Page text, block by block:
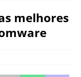
melhores